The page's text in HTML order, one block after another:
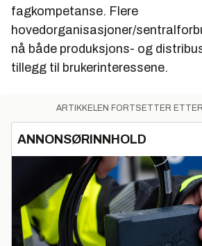
fagkompetanse. Flere
hovedorganisasjoner/
nå både produksjons- og
tillegg til brukerinteressene.
ARTIKKELEN FORTSETTER
ANNONSØRINNHOLD